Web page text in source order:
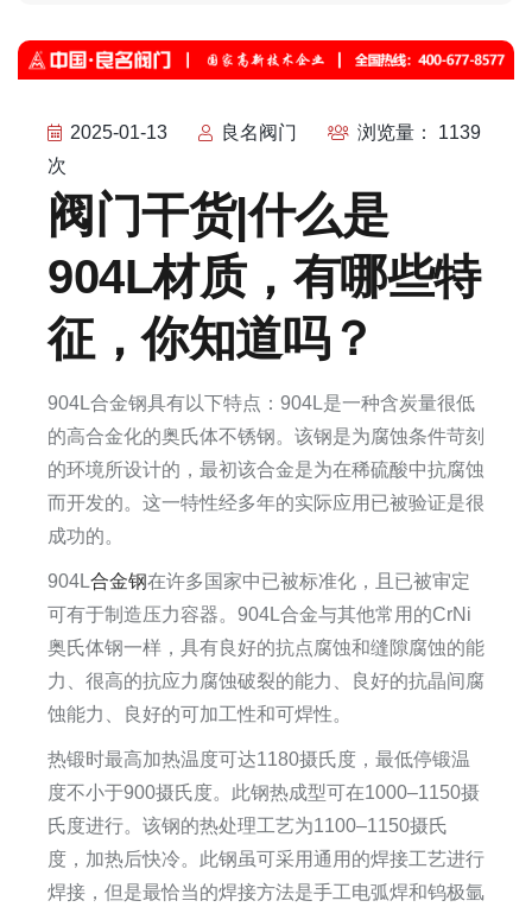
2025-01-13 良名阀门
浏览量： 1139
次
阀门干货|什么是
904L材质，有哪些特
征，你知道吗？
904L合金钢具有以下特点：904L是一种含炭量很低
的高合金化的奥氏体不锈钢。该钢是为腐蚀条件苛刻
的环境所设计的，最初该合金是为在稀硫酸中抗腐蚀
而开发的。这一特性经多年的实际应用已被验证是很
成功的。
904L合金钢在许多国家中已被标准化，且已被审定
可有于制造压力容器。904L合金与其他常用的CrNi
奥氏体钢一样，具有良好的抗点腐蚀和缝隙腐蚀的能
力、很高的抗应力腐蚀破裂的能力、良好的抗晶间腐
蚀能力、良好的可加工性和可焊性。
热锻时最高加热温度可达1180摄氏度，最低停锻温
度不小于900摄氏度。此钢热成型可在1000–1150摄
氏度进行。该钢的热处理工艺为1100–1150摄氏
度，加热后快冷。此钢虽可采用通用的焊接工艺进行
焊接，但是最恰当的焊接方法是手工电弧焊和钨极氩